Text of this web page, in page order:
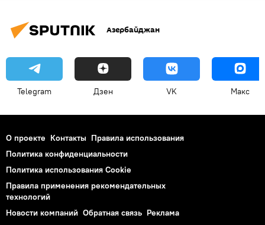
Азербайджан
Telegram Дзен VK Макс
О проекте Контакты Правила использования
Политика конфиденциальности
Политика использования Cookie
Правила применения рекомендательных
технологий
Новости компаний Обратная связь Реклама